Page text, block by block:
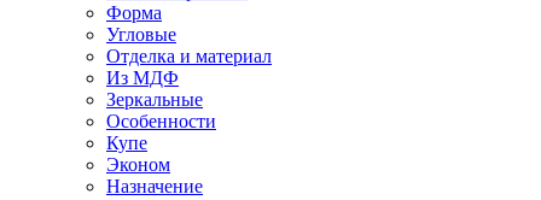
Форма
Угловые
Отделка и материал
Из МДФ
Зеркальные
Особенности
Купе
Эконом
Назначение